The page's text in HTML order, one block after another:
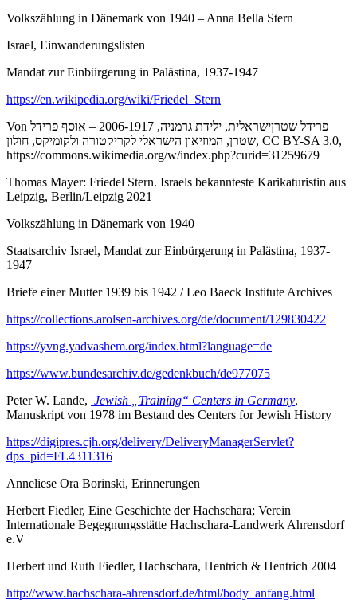
Volkszählung in Dänemark von 1940 – Anna Bella Stern
Israel, Einwanderungslisten
Mandat zur Einbürgerung in Palästina, 1937-1947
https://en.wikipedia.org/wiki/Friedel_Stern
Von פרידל שטרןישראלית, ילידת גרמניה, 2006-1917 – אוסף פרידל
שטרן, המוזיאון הישראלי לקריקטורה ולקומיקס, חולון, CC BY-SA 3.0,
https://commons.wikimedia.org/w/index.php?curid=31259679
Thomas Mayer: Friedel Stern. Israels bekannteste Karikaturistin aus
Leipzig, Berlin/Leipzig 2021
Volkszählung in Dänemark von 1940
Staatsarchiv Israel, Mandat zur Einbürgerung in Palästina, 1937-
1947
Briefe einer Mutter 1939 bis 1942 / Leo Baeck Institute Archives
https://collections.arolsen-archives.org/de/document/129830422
https://yvng.yadvashem.org/index.html?language=de
https://www.bundesarchiv.de/gedenkbuch/de977075
Peter W. Lande, Jewish „Training“ Centers in Germany,
Manuskript von 1978 im Bestand des Centers for Jewish History
https://digipres.cjh.org/delivery/DeliveryManagerServlet?
dps_pid=FL4311316
Anneliese Ora Borinski, Erinnerungen
Herbert Fiedler, Eine Geschichte der Hachschara; Verein
Internationale Begegnungsstätte Hachschara-Landwerk Ahrensdorf
e.V
Herbert und Ruth Fiedler, Hachschara, Hentrich & Hentrich 2004
http://www.hachschara-ahrensdorf.de/html/body_anfang.html